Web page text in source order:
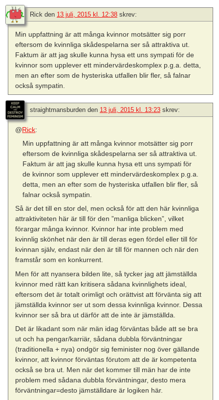
Rick den 13 juli, 2015 kl. 12:38 skrev:
Min uppfattning är att många kvinnor motsätter sig porr
eftersom de kvinnliga skådespelarna ser så attraktiva ut.
Faktum är att jag skulle kunna hysa ett uns sympati för de
kvinnor som upplever ett mindervärdeskomplex p.g.a. detta,
men an efter som de hysteriska utfallen blir fler, så falnar
också sympatin.
straightmansburden den 13 juli, 2015 kl. 13:23 skrev:
@Rick:
Min uppfattning är att många kvinnor motsätter sig porr
eftersom de kvinnliga skådespelarna ser så attraktiva ut.
Faktum är att jag skulle kunna hysa ett uns sympati för
de kvinnor som upplever ett mindervärdeskomplex p.g.a.
detta, men an efter som de hysteriska utfallen blir fler, så
falnar också sympatin.
Så är det till en stor del, men också för att den här kvinnliga
attraktiviteten här är till för den ”manliga blicken”, vilket
förargar många kvinnor. Kvinnor har inte problem med
kvinnlig skönhet när den är till deras egen fördel eller till för
kvinnan själv, endast när den är till för mannen och när den
framstår som en konkurrent.
Men för att nyansera bilden lite, så tycker jag att jämställda
kvinnor med rätt kan kritisera sådana kvinnlighets ideal,
eftersom det är totalt orimligt och orättvist att förvänta sig att
jämställda kvinnor ser ut som dessa kvinnliga kvinnor. Dessa
kvinnor ser så bra ut därför att de inte är jämställda.
Det är likadant som när män idag förväntas både att se bra
ut och ha pengar/karriär, sådana dubbla förväntningar
(traditionella + nya) ondgör sig feminister nog över gällande
kvinnor, att kvinnor förväntas förutom att de är kompetenta
också se bra ut. Men när det kommer till män har de inte
problem med sådana dubbla förväntningar, desto mera
förväntningar=desto jämställdare är logiken här.